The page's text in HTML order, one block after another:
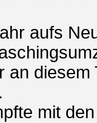
aufs
an diesem
mit